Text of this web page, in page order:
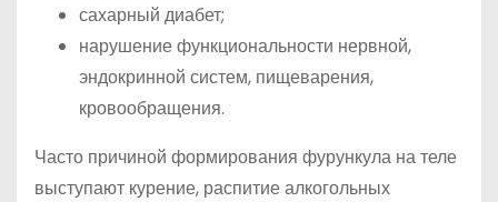
сахарный диабет;
нарушение функциональности нервной,
эндокринной систем, пищеварения,
кровообращения.
Часто причиной формирования фурункула на теле
выступают курение, распитие алкогольных